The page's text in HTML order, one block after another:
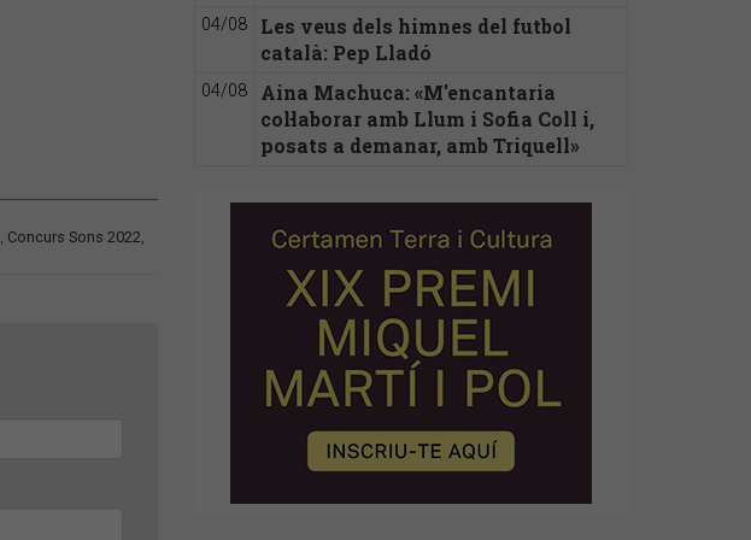
, Concurs Sons 2022,
04/08
Les veus dels himnes del futbol
català: Pep Lladó
04/08
Aina Machuca: «M'encantaria
col·laborar amb Llum i Sofia Coll i,
posats a demanar, amb Triquell»